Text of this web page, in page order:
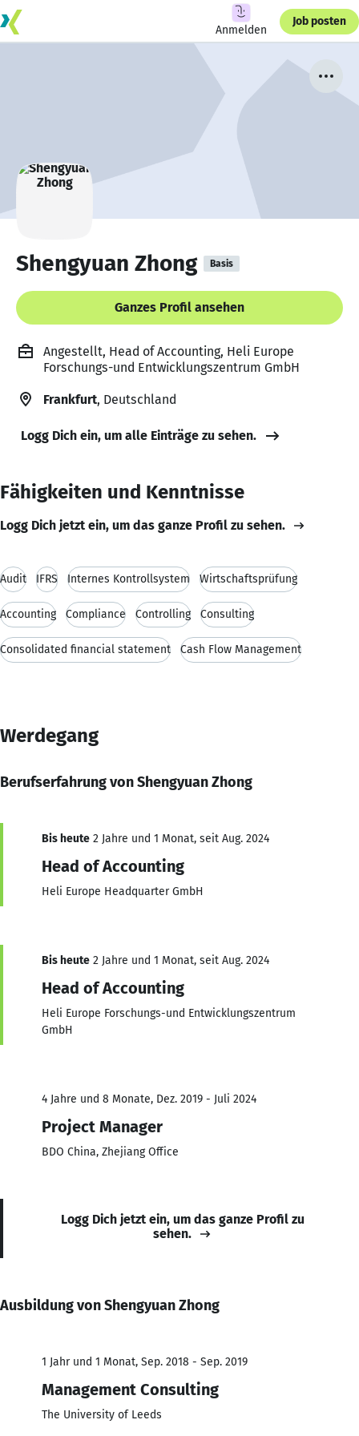
Anmelden
Job posten
Shengyuan Zhong Basis
Ganzes Profil ansehen
Angestellt, Head of Accounting, Heli Europe
Forschungs-und Entwicklungszentrum GmbH
Frankfurt, Deutschland
Logg Dich ein, um alle Einträge zu sehen.
Fähigkeiten und Kenntnisse
Logg Dich jetzt ein, um das ganze Profil zu sehen.
Audit IFRS Internes Kontrollsystem Wirtschaftsprüfung
Accounting Compliance Controlling Consulting
Consolidated financial statement Cash Flow Management
Werdegang
Berufserfahrung von Shengyuan Zhong
Bis heute 2 Jahre und 1 Monat, seit Aug. 2024
Head of Accounting
Heli Europe Headquarter GmbH
Bis heute 2 Jahre und 1 Monat, seit Aug. 2024
Head of Accounting
Heli Europe Forschungs-und Entwicklungszentrum
GmbH
4 Jahre und 8 Monate, Dez. 2019 - Juli 2024
Project Manager
BDO China, Zhejiang Office
Logg Dich jetzt ein, um das ganze Profil zu
sehen.
Ausbildung von Shengyuan Zhong
1 Jahr und 1 Monat, Sep. 2018 - Sep. 2019
Management Consulting
The University of Leeds